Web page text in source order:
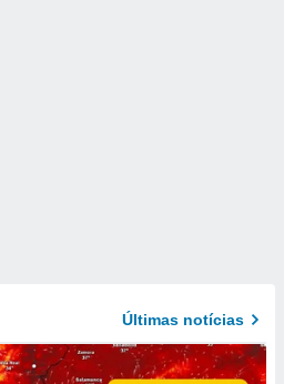
Últimas notícias